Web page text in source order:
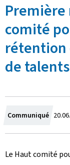
comité
rétention
de talents
Communiqué C
r
é
Le Haut comité